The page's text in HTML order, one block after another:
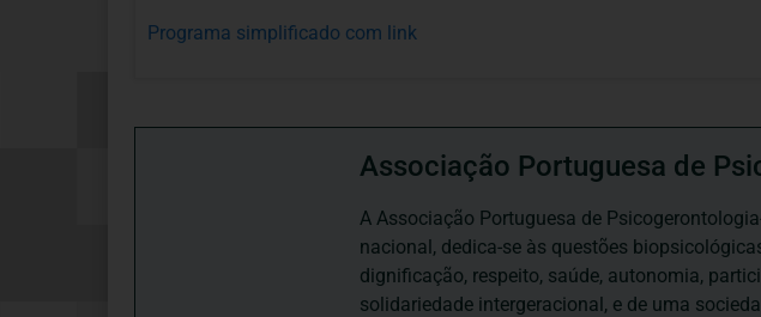
Programa simplificado com link
Associação Portuguesa de
A Associação Portuguesa de
nacional, dedica-se às questões
dignificação, respeito, saúde, autonomia,
solidariedade intergeracional, e de uma